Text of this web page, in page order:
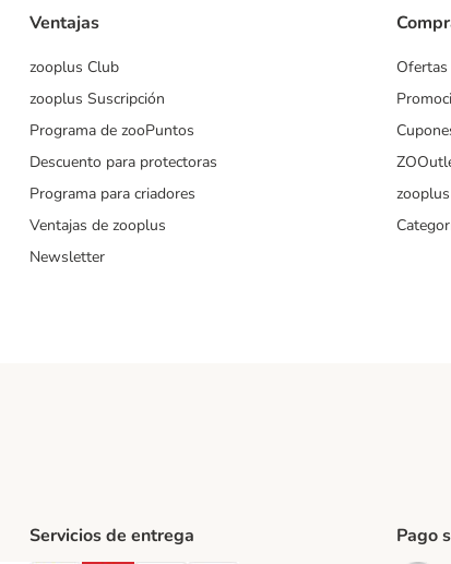
Ventajas
zooplus Club
zooplus Suscripción
Programa de zooPuntos
Descuento para protectoras
Programa para criadores
Ventajas de zooplus
Newsletter
Ofertas
Servicios de entrega Pago